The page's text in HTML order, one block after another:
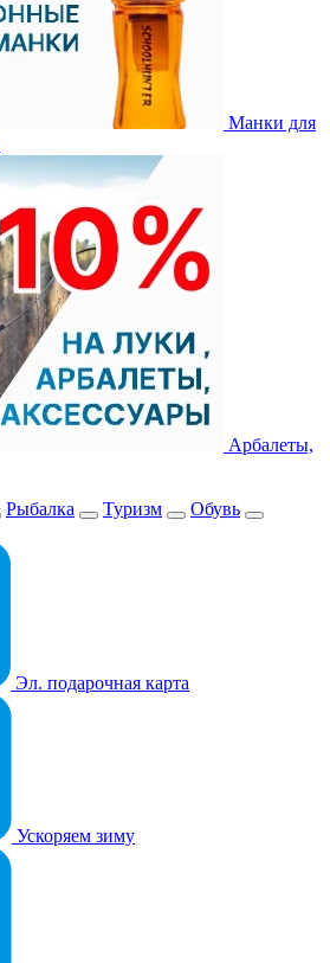
Манки для
Арбалеты,
Рыбалка Туризм
Обувь
Эл. подарочная карта
Ускоряем зиму